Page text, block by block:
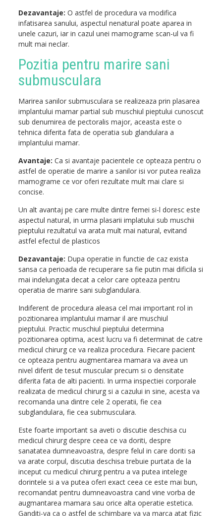
Dezavantaje: O astfel de procedura va modifica
infatisarea sanului, aspectul nenatural poate aparea in
unele cazuri, iar in cazul unei mamograme scan-ul va fi
mult mai neclar.
Pozitia pentru marire sani
submusculara
Marirea sanilor submusculara se realizeaza prin plasarea
implantului mamar partial sub muschiul pieptului cunoscut
sub denumirea de pectoralis major, aceasta este o
tehnica diferita fata de operatia sub glandulara a
implantului mamar.
Avantaje: Ca si avantaje pacientele ce opteaza pentru o
astfel de operatie de marire a sanilor isi vor putea realiza
mamograme ce vor oferi rezultate mult mai clare si
concise.
Un alt avantaj pe care multe dintre femei si-l doresc este
aspectul natural, in urma plasarii implatului sub muschii
pieptului rezultatul va arata mult mai natural, evitand
astfel efectul de plasticos
Dezavantaje: Dupa operatie in functie de caz exista
sansa ca perioada de recuperare sa fie putin mai dificila si
mai indelungata decat a celor care opteaza pentru
operatia de marire sani subglandulara.
Indiferent de procedura aleasa cel mai important rol in
pozitionarea implantului mamar il are muschiul
pieptului. Practic muschiul pieptului determina
pozitionarea optima, acest lucru va fi determinat de catre
medicul chirurg ce va realiza procedura. Fiecare pacient
ce opteaza pentru augmentarea mamara va avea un
nivel diferit de tesut muscular precum si o densitate
diferita fata de alti pacienti. In urma inspectiei corporale
realizata de medicul chirurg si a cazului in sine, acesta va
recomanda una dintre cele 2 operatii, fie cea
subglandulara, fie cea submusculara.
Este foarte important sa aveti o discutie deschisa cu
medicul chirurg despre ceea ce va doriti, despre
sanatatea dumneavoastra, despre felul in care doriti sa
va arate corpul, discutia deschisa trebuie purtata de la
inceput cu medicul chirurg pentru a va putea intelege
dorintele si a va putea oferi exact ceea ce este mai bun,
recomandat pentru dumneavoastra cand vine vorba de
augmantarea mamara sau orice alta operatie estetica.
Ganditi-va ca o astfel de schimbare va va marca atat fizic